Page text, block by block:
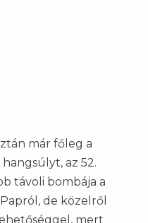
már főleg a
az 52.
távoli bombája a
de közelről
mert